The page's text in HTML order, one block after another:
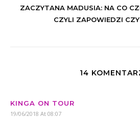
ZACZYTANA MADUSIA: NA CO
CZYLI ZAPOWIEDZI
14
KINGA ON TOUR
19/06/2018 At 08:07